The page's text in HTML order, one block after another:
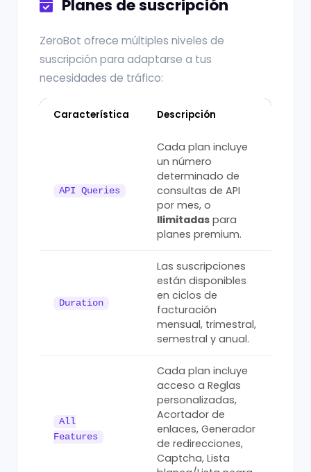
Planes de suscripción
ZeroBot ofrece múltiples niveles de
suscripción para adaptarse a tus
necesidades de tráfico:
Característica Descripción
API Queries
Cada plan incluye
un número
determinado de
consultas de API
por mes, o
Ilimitadas para
planes premium.
Duration
Las suscripciones
están disponibles
en ciclos de
facturación
mensual, trimestral,
semestral y anual.
All
Features
Cada plan incluye
acceso a Reglas
personalizadas,
Acortador de
enlaces, Generador
de redirecciones,
Captcha, Lista